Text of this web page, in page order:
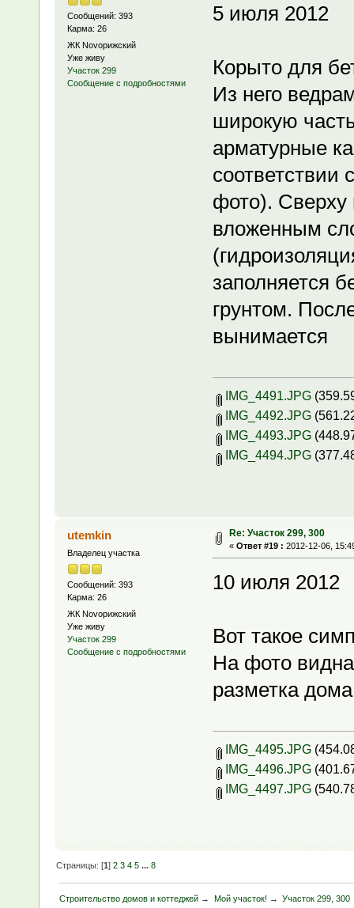
Сообщений: 393
Карма: 26
ЖК Novoрижский
Уже живу
Участок 299
Сообщение с подробностями
5 июля 2012
Корыто для
Из него
широкую
арматурные
соответствии
фото). Сверху
вложенным
заполняется
грунтом.
вынимается
IMG_4491.JPG
IMG_4492.JPG
IMG_4493.JPG
IMG_4494.JPG
utemkin
Владелец участка
Сообщений: 393
Карма: 26
ЖК Novoрижский
Уже живу
Участок 299
Сообщение с подробностями
Re: Участок 299, 300
« Ответ #19 : 2012-12-06,
10 июля 2012
Вот такое
На фото
разметка дома
IMG_4495.JPG
IMG_4496.JPG
IMG_4497.JPG
Страницы: [1]2 3 4 5 ...8
Строительство домов и коттеджей → Мой участок! → Участок 299, 300